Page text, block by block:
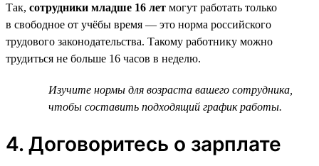
Так, сотрудники младше 16 лет могут работать только
в свободное от учёбы время — это норма российского
трудового законодательства. Такому работнику можно
трудиться не больше 16 часов в неделю.
Изучите нормы для возраста вашего сотрудника,
чтобы составить подходящий график работы.
4. Договоритесь о зарплате